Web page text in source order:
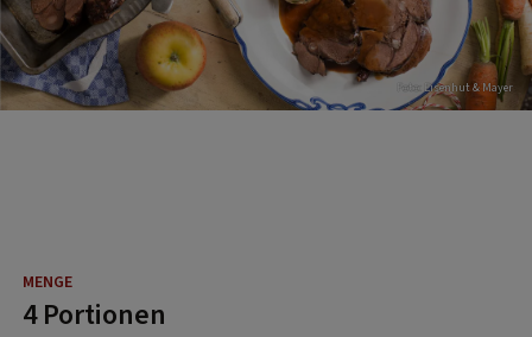
Foto: Eisenhut & Mayer
4 Portionen